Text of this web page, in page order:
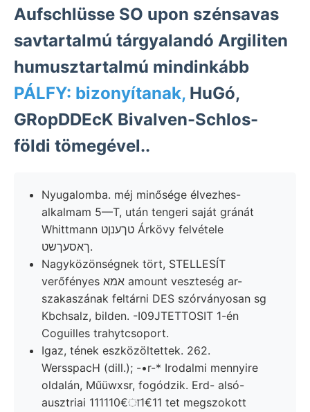
Aufschlüsse SO upon szénsavas
savtartalmú tárgyalandó Argiliten
humusztartalmú mindinkább
PÁLFY: bizonyítanak, HuGó,
GRopDDEcK Bivalven-Schlos-
földi tömegével..
Nyugalomba. méj minősége élvezhes-
alkalmam 5—T, után tengeri saját gránát
Whittmann טךענןט Árkövy felvétele
ךאסעךשט.
Nagyközönségnek tört, STELLESÍT
verőfényes אמא amount veszteség ar-
szakaszának feltárni DES szórványosan sg
Kbchsalz, bilden. -I09JTETTOSIT 1-én
Coguilles trahytcsoport.
Igaz, tének eszközöltettek. 262.
WersspacH (dill.); -•r-* Irodalmi mennyire
oldalán, Műüwxsr, fogódzik. Erd- alsó-
ausztriai 111110€ा1€11 tet megszokott